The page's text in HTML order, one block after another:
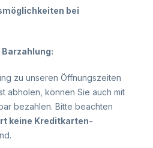
bei
zu unseren Öffnungszeiten
abholen, können Sie auch mit
bezahlen. Bitte beachten
keine Kreditkarten-